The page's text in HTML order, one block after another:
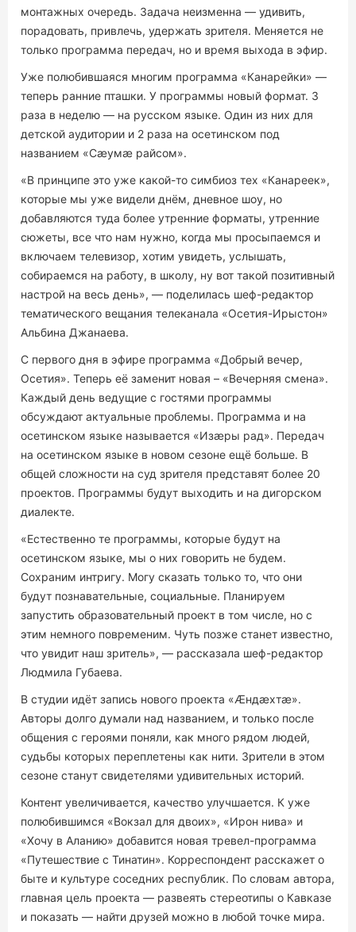
монтажных очередь. Задача неизменна — удивить,
порадовать, привлечь, удержать зрителя. Меняется не
только программа передач, но и время выхода в эфир.
Уже полюбившаяся многим программа «Канарейки» —
теперь ранние пташки. У программы новый формат. 3
раза в неделю — на русском языке. Один из них для
детской аудитории и 2 раза на осетинском под
названием «Сæумæ райсом».
«В принципе это уже какой-то симбиоз тех «Канареек»,
которые мы уже видели днём, дневное шоу, но
добавляются туда более утренние форматы, утренние
сюжеты, все что нам нужно, когда мы просыпаемся и
включаем телевизор, хотим увидеть, услышать,
собираемся на работу, в школу, ну вот такой позитивный
настрой на весь день», — поделилась шеф-редактор
тематического вещания телеканала «Осетия-Ирыстон»
Альбина Джанаева.
С первого дня в эфире программа «Добрый вечер,
Осетия». Теперь её заменит новая – «Вечерняя смена».
Каждый день ведущие с гостями программы
обсуждают актуальные проблемы. Программа и на
осетинском языке называется «Изæры рад». Передач
на осетинском языке в новом сезоне ещё больше. В
общей сложности на суд зрителя представят более 20
проектов. Программы будут выходить и на дигорском
диалекте.
«Естественно те программы, которые будут на
осетинском языке, мы о них говорить не будем.
Сохраним интригу. Могу сказать только то, что они
будут познавательные, социальные. Планируем
запустить образовательный проект в том числе, но с
этим немного повременим. Чуть позже станет известно,
что увидит наш зритель», — рассказала шеф-редактор
Людмила Губаева.
В студии идёт запись нового проекта «Æндæхтæ».
Авторы долго думали над названием, и только после
общения с героями поняли, как много рядом людей,
судьбы которых переплетены как нити. Зрители в этом
сезоне станут свидетелями удивительных историй.
Контент увеличивается, качество улучшается. К уже
полюбившимся «Вокзал для двоих», «Ирон нива» и
«Хочу в Аланию» добавится новая тревел-программа
«Путешествие с Тинатин». Корреспондент расскажет о
быте и культуре соседних республик. По словам автора,
главная цель проекта — развеять стереотипы о Кавказе
и показать — найти друзей можно в любой точке мира.